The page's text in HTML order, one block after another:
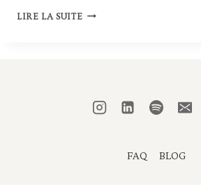
S
LIRE LA SUITES
FAQ BLOG